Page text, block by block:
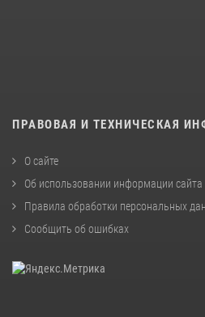
ПРАВОВАЯ И ТЕХНИЧЕСКАЯ
О сайте
Об использовании информации сайта
Правила обработки персональных
Сообщить об ошибках